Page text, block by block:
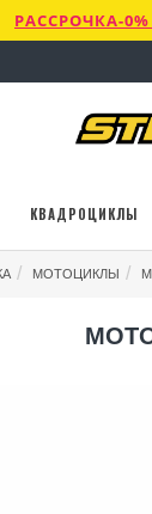
РАССРОЧКА-0%
КВАДРОЦИКЛЫ
МОТОЦИКЛЫ